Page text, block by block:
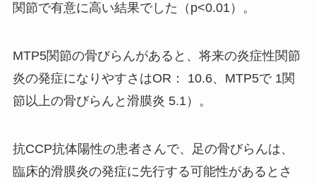
関節で有意に高い結果でした（p<0.01）。
MTP5関節の骨びらんがあると、将来の炎症性関節
炎の発症になりやすさはOR： 10.6、MTP5で 1関
節以上の骨びらんと滑膜炎 5.1）。
抗CCP抗体陽性の患者さんで、足の骨びらんは、
臨床的滑膜炎の発症に先行する可能性があるとさ